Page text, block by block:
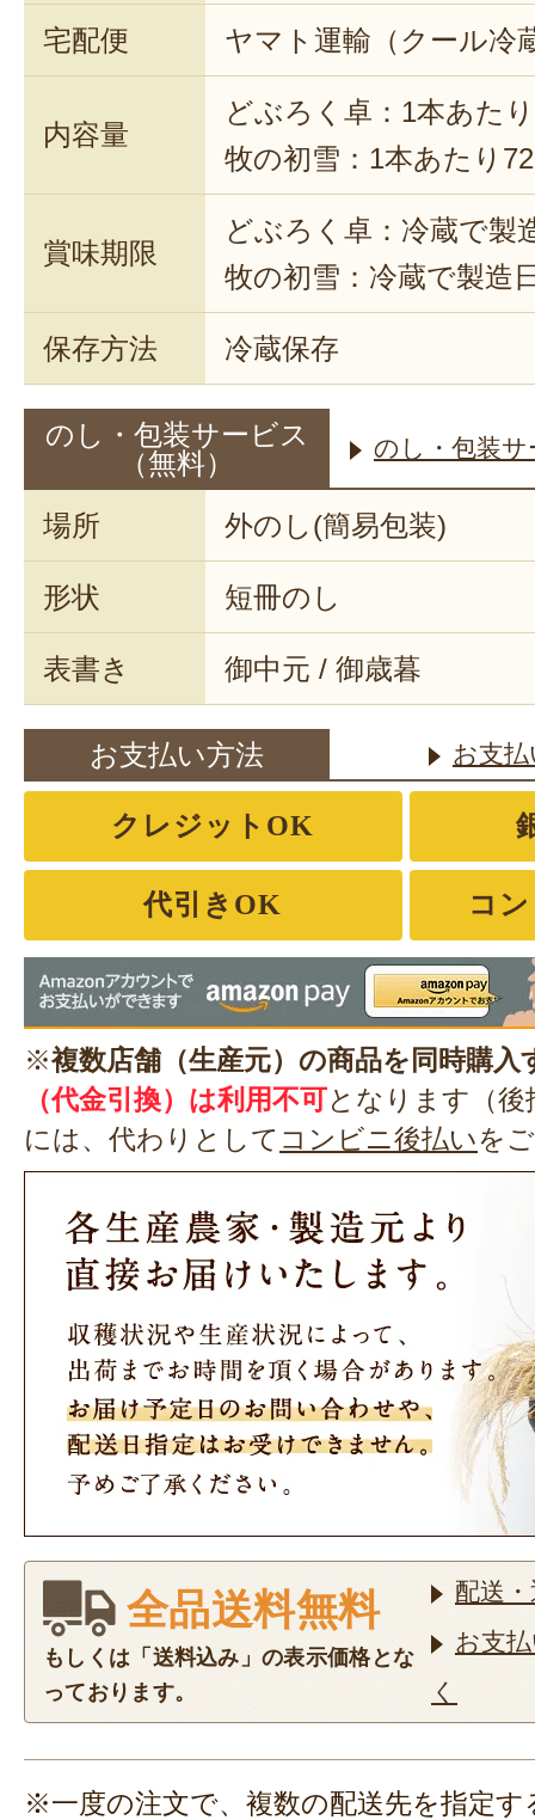
宅配便 ヤマト運輸（クール冷
内容量
どぶろく卓：1本あた
牧の初雪：1本あたり
賞味期限
どぶろく卓：冷蔵で製
牧の初雪：冷蔵で製造
保存方法 冷蔵保存
のし・包装サービス
（無料）
のし・包装
場所 外のし(簡易包装)
形状 短冊のし
表書き 御中元 / 御歳暮
お支払い方法 お支
クレジットOK
代引きOK コ
※複数店舗（生産元）の商品を同時購入
（代金引換）は利用不可 となります（
には、代わりとして コンビニ後払いを
全品送料無料
もしくは「送料込み」の表示価格とな
っております。
配送
お支
く
※一度の注文で、複数の配送先を指定